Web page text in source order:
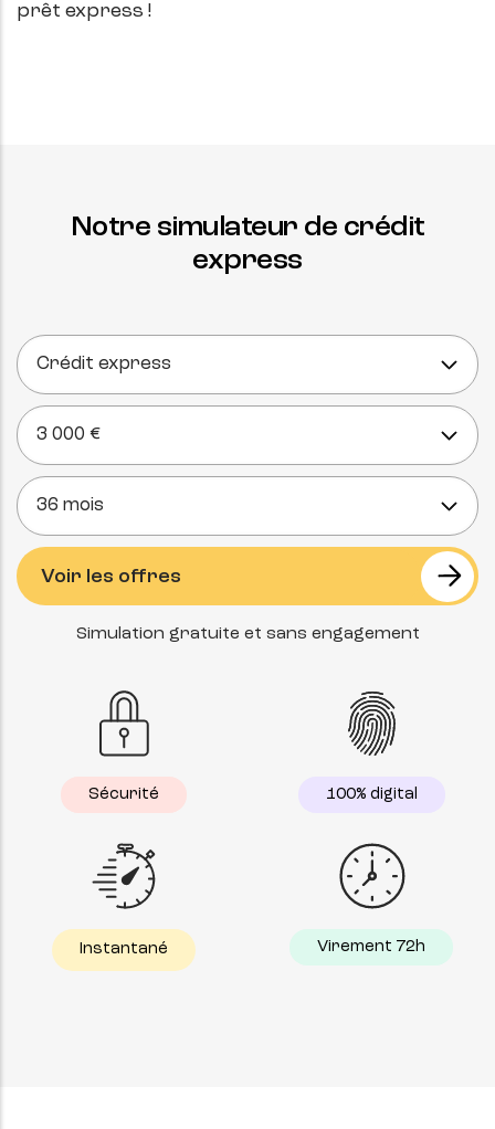
prêt express !
Notre simulateur de crédit
express
Simulation gratuite et sans engagement
Sécurité 100% digital
Instantané Virement 72h